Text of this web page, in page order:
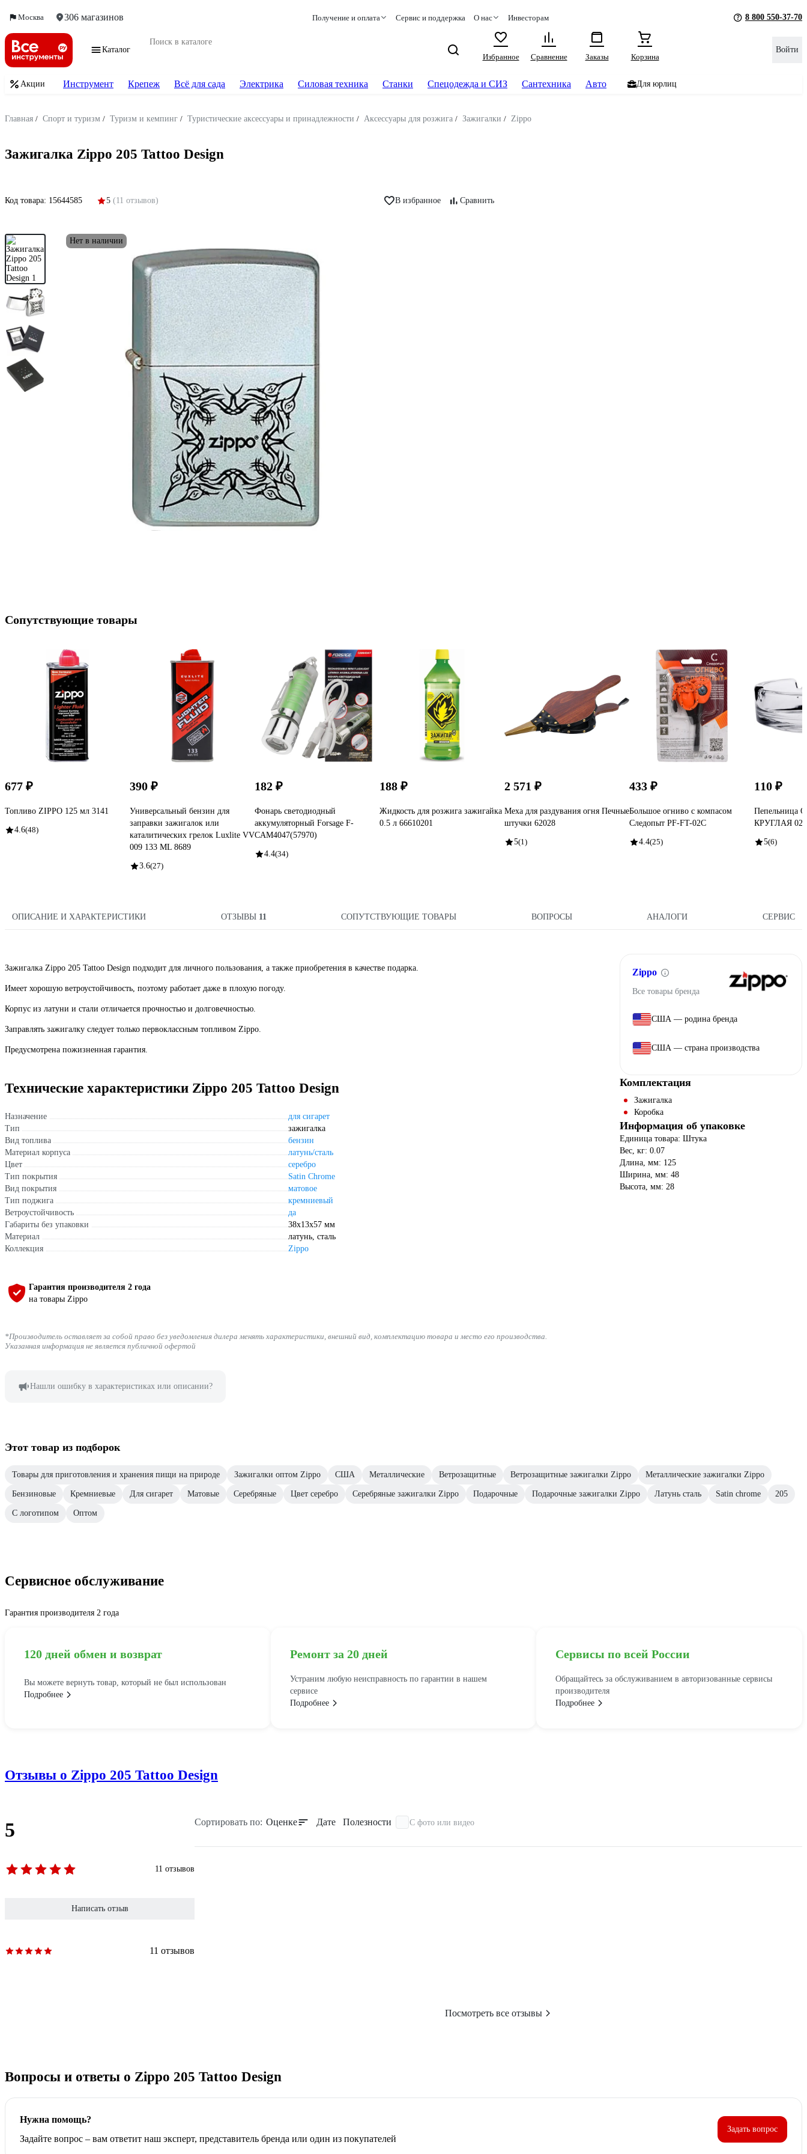
Москва 306 магазинов Получение и оплата Сервис и поддержка О нас Инвесторам 8 800 550-37-70
Каталог
Избранное
Сравнение Заказы Корзина
Войти
Акции Инструмент Крепеж Всё для сада Электрика Силовая техника Станки Спецодежда и СИЗ Сантехника Авто Для юрлиц
Главная / Спорт и туризм / Туризм и кемпинг / Туристические аксессуары и принадлежности / Аксессуары для розжига / Зажигалки / Zippo
Зажигалка Zippo 205 Tattoo Design
Код товара: 15644585 5 (11 отзывов) В избранное Сравнить
Нет в наличии
Сопутствующие товары
677 ₽
Топливо ZIPPO 125 мл 3141
4.6(48)
390 ₽
Универсальный бензин для
заправки зажигалок или
каталитических грелок Luxlite VV
009 133 ML 8689
3.6(27)
182 ₽
Фонарь светодиодный
аккумуляторный Forsage F-
CAM4047(57970)
4.4(34)
188 ₽
Жидкость для розжига зажигайка
0.5 л 66610201
2 571 ₽
Меха для раздувания огня Печные
штучки 62028
5(1)
433 ₽
Большое огниво с компасом
Следопыт PF-FT-02С
4.4(25)
110 ₽
Пепельница
КРУГЛАЯ
5(6)
ОПИСАНИЕ И ХАРАКТЕРИСТИКИ ОТЗЫВЫ 11 СОПУТСТВУЮЩИЕ ТОВАРЫ ВОПРОСЫ АНАЛОГИ СЕРВИС
Зажигалка Zippo 205 Tattoo Design подходит для личного пользования, а также приобретения в качестве подарка.
Имеет хорошую ветроустойчивость, поэтому работает даже в плохую погоду.
Корпус из латуни и стали отличается прочностью и долговечностью.
Заправлять зажигалку следует только первоклассным топливом Zippo.
Предусмотрена пожизненная гарантия.
Технические характеристики Zippo 205 Tattoo Design
Назначение
для сигарет
Тип
зажигалка
Вид топлива
бензин
Материал корпуса
латунь/сталь
Цвет
серебро
Тип покрытия
Satin Chrome
Вид покрытия
матовое
Тип поджига
кремниевый
Ветроустойчивость
да
Габариты без упаковки
38x13x57 мм
Материал
латунь, сталь
Коллекция
Zippo
Гарантия производителя 2 года
на товары Zippo
*Производитель оставляет за собой право без уведомления дилера менять характеристики, внешний вид, комплектацию товара и место его производства.
Указанная информация не является публичной офертой
Нашли ошибку в характеристиках или описании?
Zippo
Все товары бренда
США — родина бренда
США — страна производства
Комплектация
Зажигалка
Коробка
Информация об упаковке
Единица товара: Штука
Вес, кг: 0.07
Длина, мм: 125
Ширина, мм: 48
Высота, мм: 28
Этот товар из подборок
Товары для приготовления и хранения пищи на природе Зажигалки оптом Zippo США Металлические Ветрозащитные Ветрозащитные зажигалки Zippo Металлические зажигалки Zippo
Бензиновые Кремниевые Для сигарет Матовые Серебряные Цвет серебро Серебряные зажигалки Zippo Подарочные Подарочные зажигалки Zippo Латунь сталь Satin chrome 205
С логотипом Оптом
Сервисное обслуживание
Гарантия производителя 2 года
120 дней обмен и возврат
Вы можете вернуть товар, который не был использован
Подробнее
Ремонт за 20 дней
Устраним любую неисправность по гарантии в нашем
сервисе
Подробнее
Сервисы по всей России
Обращайтесь за обслуживанием в авторизованные сервисы
производителя
Подробнее
Отзывы о Zippo 205 Tattoo Design
5
11 отзывов
Написать отзыв
11 отзывов
Сортировать по: Оценке Дате Полезности С фото или видео
Посмотреть все отзывы
Вопросы и ответы о Zippo 205 Tattoo Design
Нужна помощь?
Задайте вопрос – вам ответит наш эксперт, представитель бренда или один из покупателей
Задать вопрос